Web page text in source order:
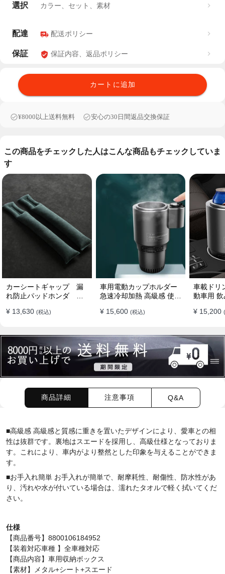
選択 カラー、セット、素材
配達 配送ポリシー
保証 保証内容、返品ポリシー
カートに追加
¥8000以上送料無料 安心の30日間返品交換保証
この商品をチェックした人はこんな商品もチェックしていま
す
カーシートギャップ 漏
れ防止パッドホンダ シ
ション
¥ 13,630 (税込)
車用電動カップホルダー
急速冷却加熱 高級感 使い
¥ 15,600 (税込)
車載ドリ
動車用 飲
¥ 15,200
商品詳細 注意事項 Q&A
■高級感 高級感と質感に重きを置いたデザインにより、愛車との相
性は抜群です。裏地はスエードを採用し、高級仕様となっておりま
す。これにより、車内がより整然とした印象を与えることができま
す。
■お手入れ簡単 お手入れが簡単で、耐摩耗性、耐傷性、防水性があ
り、汚れや水が付いている場合は、濡れたタオルで軽く拭いてくだ
さい。
仕様
【商品番号】8800106184952
【装着対応車種 】全車種対応
【商品内容】車用収納ボックス
【素材】メタル+シート+スエード